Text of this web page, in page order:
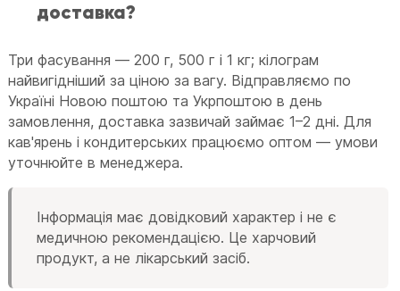
доставка?
Три фасування — 200 г, 500 г і 1 кг; кілограм
найвигідніший за ціною за вагу. Відправляємо по
Україні Новою поштою та Укрпоштою в день
замовлення, доставка зазвичай займає 1–2 дні. Для
кав'ярень і кондитерських працюємо оптом — умови
уточнюйте в менеджера.
Інформація має довідковий характер і не є
медичною рекомендацією. Це харчовий
продукт, а не лікарський засіб.